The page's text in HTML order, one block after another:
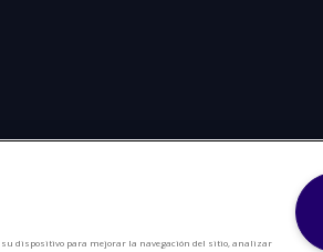
su dispositivo para mejorar la navegación del sitio, analizar